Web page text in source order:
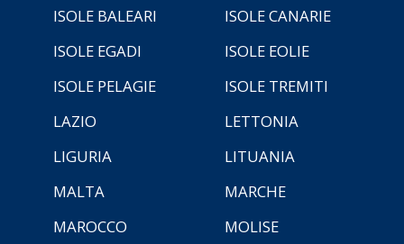
ISOLE BALEARI
ISOLE CANARIE
ISOLE EGADI
ISOLE EOLIE
ISOLE PELAGIE
ISOLE TREMITI
LAZIO
LETTONIA
LIGURIA
LITUANIA
MALTA
MARCHE
MAROCCO
MOLISE